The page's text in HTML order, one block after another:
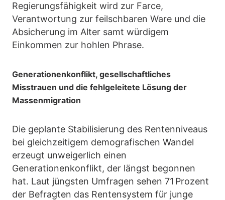
Regierungsfähigkeit wird zur Farce,
Verantwortung zur feilschbaren Ware und die
Absicherung im Alter samt würdigem
Einkommen zur hohlen Phrase.
Generationenkonflikt, gesellschaftliches
Misstrauen und die fehlgeleitete Lösung der
Massenmigration
Die geplante Stabilisierung des Rentenniveaus
bei gleichzeitigem demografischen Wandel
erzeugt unweigerlich einen
Generationenkonflikt, der längst begonnen
hat. Laut jüngsten Umfragen sehen 71 Prozent
der Befragten das Rentensystem für junge